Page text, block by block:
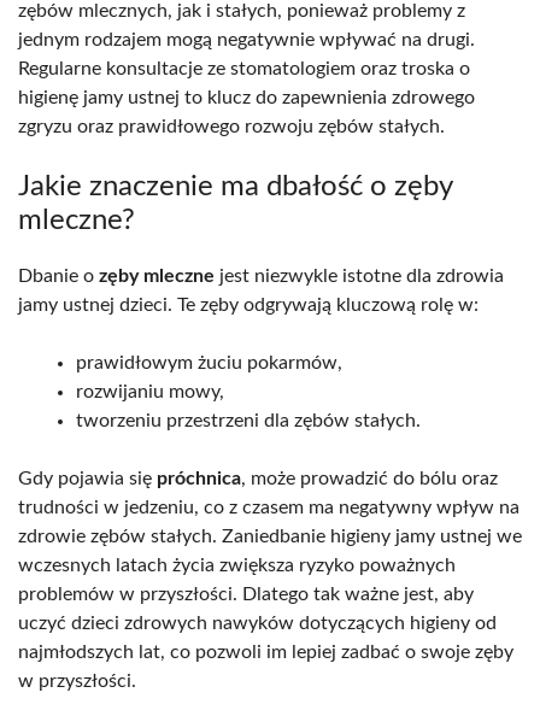
zębów mlecznych, jak i stałych, ponieważ problemy z
jednym rodzajem mogą negatywnie wpływać na drugi.
Regularne konsultacje ze stomatologiem oraz troska o
higienę jamy ustnej to klucz do zapewnienia zdrowego
zgryzu oraz prawidłowego rozwoju zębów stałych.
Jakie znaczenie ma dbałość o zęby
mleczne?
Dbanie o zęby mleczne jest niezwykle istotne dla zdrowia
jamy ustnej dzieci. Te zęby odgrywają kluczową rolę w:
prawidłowym żuciu pokarmów,
rozwijaniu mowy,
tworzeniu przestrzeni dla zębów stałych.
Gdy pojawia się próchnica, może prowadzić do bólu oraz
trudności w jedzeniu, co z czasem ma negatywny wpływ na
zdrowie zębów stałych. Zaniedbanie higieny jamy ustnej we
wczesnych latach życia zwiększa ryzyko poważnych
problemów w przyszłości. Dlatego tak ważne jest, aby
uczyć dzieci zdrowych nawyków dotyczących higieny od
najmłodszych lat, co pozwoli im lepiej zadbać o swoje zęby
w przyszłości.